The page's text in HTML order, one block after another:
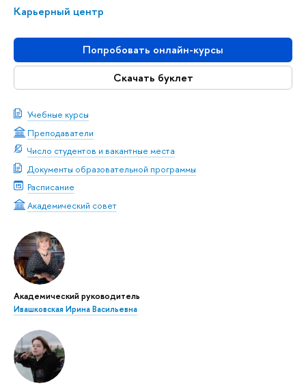
Карьерный центр
Попробовать онлайн-курсы
Скачать буклет
Учебные курсы
Преподаватели
Число студентов и вакантные места
Документы образовательной программы
Расписание
Академический совет
Академический руководитель
Ивашковская Ирина Васильевна